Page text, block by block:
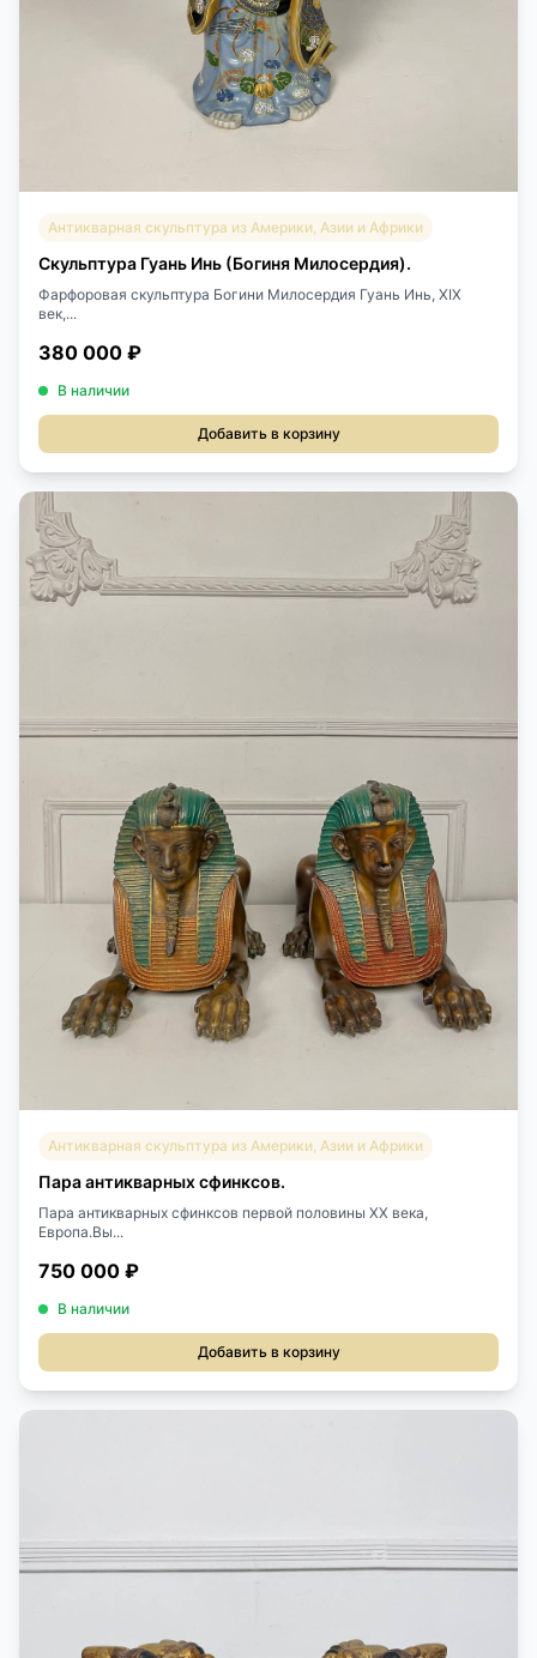
Антикварная скульптура из Америки, Азии и Африки
Скульптура Гуань Инь (Богиня Милосердия).
Фарфоровая скульптура Богини Милосердия Гуань Инь, XIX
век,...
380 000 ₽
В наличии
Добавить в корзину
Антикварная скульптура из Америки, Азии и Африки
Пара антикварных сфинксов.
Пара антикварных сфинксов первой половины XX века,
Европа.Вы...
750 000 ₽
В наличии
Добавить в корзину